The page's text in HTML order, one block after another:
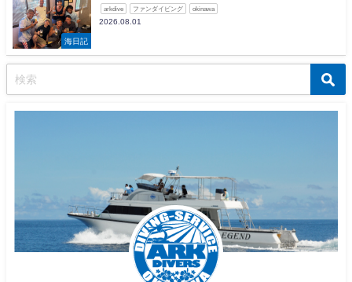
海日記
arkdive ファンダイビング okinawa
2026.08.01